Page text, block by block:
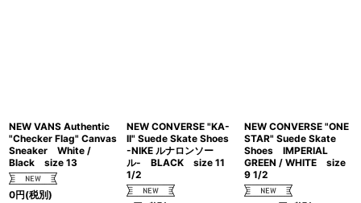
NEW VANS Authentic
"Checker Flag" Canvas
Sneaker White /
Black size 13
0円(税別)
NEW CONVERSE "KA-
II" Suede Skate Shoes
-NIKE ルナロンソー
ル- BLACK size 11
1/2
NEW CONVERSE "ONE
STAR" Suede Skate
Shoes IMPERIAL
GREEN / WHITE size
9 1/2